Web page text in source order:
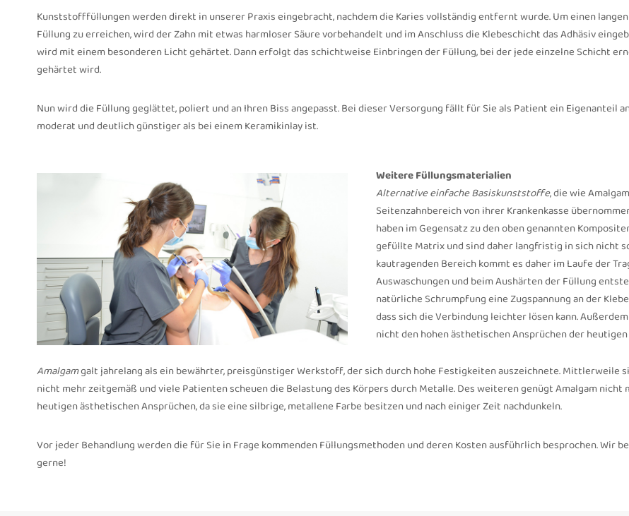
Kunststofffüllungen werden direkt in unserer Praxis eingebracht, nachdem die Karies vollständig entfernt wurde. Um einen
Füllung zu erreichen, wird der Zahn mit etwas harmloser Säure vorbehandelt und im Anschluss die Klebeschicht das Adhäsiv
wird mit einem besonderen Licht gehärtet. Dann erfolgt das schichtweise Einbringen der Füllung, bei der jede einzelne Schicht
gehärtet wird.
Nun wird die Füllung geglättet, poliert und an Ihren Biss angepasst. Bei dieser Versorgung fällt für Sie als Patient ein Eigenanteil
moderat und deutlich günstiger als bei einem Keramikinlay ist.
Weitere Füllungsmaterialien
Alternative einfache Basiskunststoffe, die wie
Seitenzahnbereich von ihrer Krankenkasse
haben im Gegensatz zu den oben genannten
gefüllte Matrix und sind daher langfristig in sich nicht
kautragenden Bereich kommt es daher im Laufe der
Auswaschungen und beim Aushärten der Füllung
natürliche Schrumpfung eine Zugspannung an der
dass sich die Verbindung leichter lösen kann.
nicht den hohen ästhetischen Ansprüchen der
Amalgamgalt jahrelang als ein bewährter, preisgünstiger Werkstoff, der sich durch hohe Festigkeiten auszeichnete. Mittlerweile
nicht mehr zeitgemäß und viele Patienten scheuen die Belastung des Körpers durch Metalle. Des weiteren genügt Amalgam nicht
heutigen ästhetischen Ansprüchen, da sie eine silbrige, metallene Farbe besitzen und nach einiger Zeit nachdunkeln.
Vor jeder Behandlung werden die für Sie in Frage kommenden Füllungsmethoden und deren Kosten ausführlich besprochen. Wir
gerne!